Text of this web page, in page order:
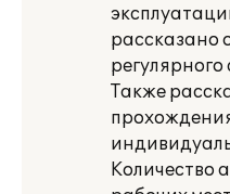
рассказано
Также
Количество